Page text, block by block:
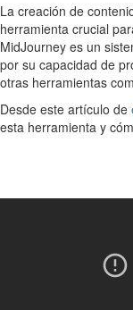
La creación de
herramienta crucial
MidJourney es un
por su capacidad de
otras herramientas
Desde este artículo de
esta herramienta y